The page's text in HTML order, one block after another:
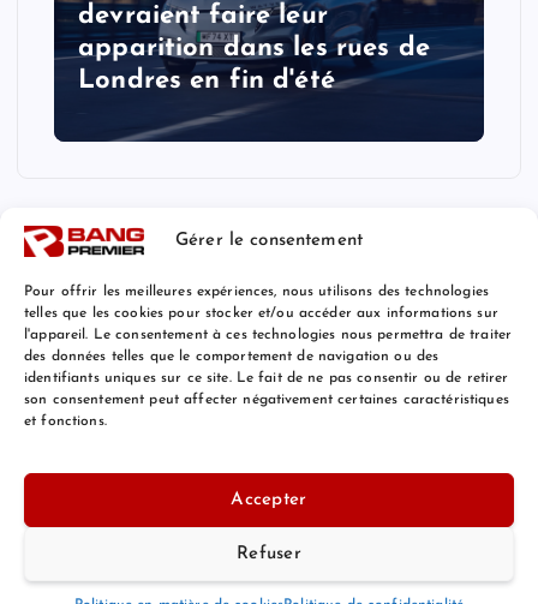
Gérer le consentement
Pour offrir les meilleures expériences, nous utilisons des technologies
telles que les cookies pour stocker et/ou accéder aux informations sur
l'appareil. Le consentement à ces technologies nous permettra de traiter
des données telles que le comportement de navigation ou des
identifiants uniques sur ce site. Le fait de ne pas consentir ou de retirer
son consentement peut affecter négativement certaines caractéristiques
et fonctions.
Accepter
Refuser
devraient faire leur
apparition dans les rues de
Londres en fin d'été
Mentions Légales